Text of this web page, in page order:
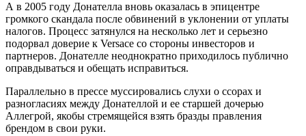
А в 2005 году Донателла вновь оказалась в эпицентре
громкого скандала после обвинений в уклонении от уплаты
налогов. Процесс затянулся на несколько лет и серьезно
подорвал доверие к Versace со стороны инвесторов и
партнеров. Донателле неоднократно приходилось публично
оправдываться и обещать исправиться.
Параллельно в прессе муссировались слухи о ссорах и
разногласиях между Донателлой и ее старшей дочерью
Аллегрой, якобы стремящейся взять бразды правления
брендом в свои руки.